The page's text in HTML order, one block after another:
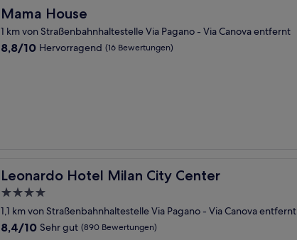
Mama House
Mama House
1 km von Straßenbahnhaltestelle Via Pagano - Via Canova entfernt
8.8
8,8/10 Hervorragend (16 Bewertungen)
Leonardo Hotel Milan City Center
Leonardo Hotel Milan City Center
4.0-
Sterne-
Unterkunft
1,1 km von Straßenbahnhaltestelle Via Pagano - Via Canova entfernt
8.4
8,4/10 Sehr gut (890 Bewertungen)